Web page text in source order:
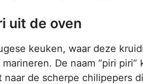
uit de oven
keuken, waar deze
De naam “piri piri”
de scherpe chilipepers